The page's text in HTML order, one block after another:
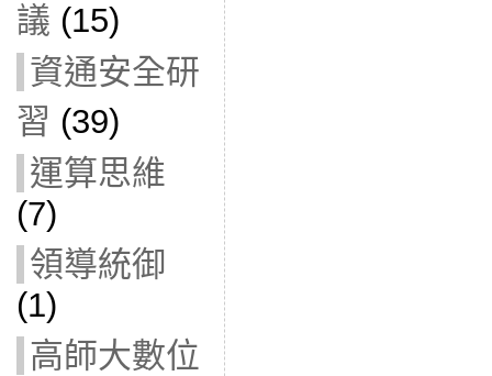
議 (15)
資通安全研
習 (39)
運算思維
(7)
領導統御
(1)
高師大數位